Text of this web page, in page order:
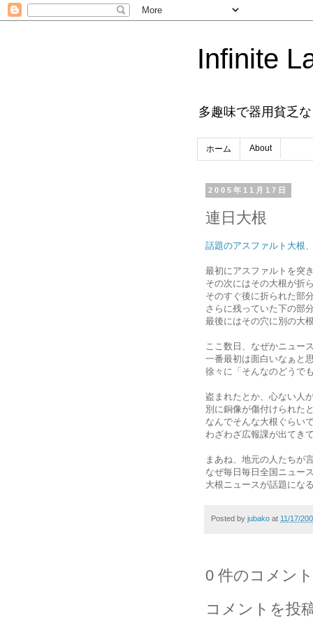
Infinite
多趣味で器用貧乏
ホーム About
2005年11月17日
連日大根
話題のアスファルト大根
最初にアスファルトを突
その次にはその大根が折
そのすぐ後に折られた部
さらに残っていた下の部
最後にはその穴に別の大
ここ数日、なぜかニュー
一番最初は面白いなぁと
徐々に「そんなのどうで
盗まれたとか、心ない人
別に銅像が傷付けられた
なんでそんな大根ぐらい
わざわざ広報課が出てき
まあね、地元の人たちが
なぜ毎日毎日全国ニュー
大根ニュースが話題にな
Posted by jubako at 11/17/
0 件のコメン
コメントを投